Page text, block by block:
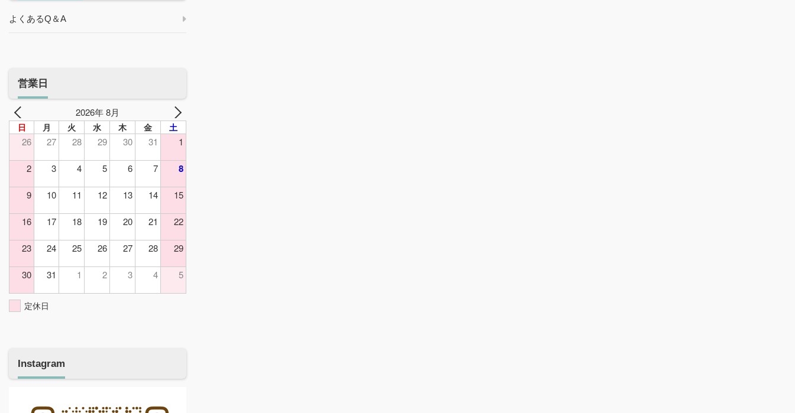
よくあるQ＆A
営業日
2026年 8月
日 月 火 水 木 金 土
26 27 28 29 30 31 1
2 3 4 5 6 7 8
9 10 11 12 13 14 15
16 17 18 19 20 21 22
23 24 25 26 27 28 29
30 31 1 2 3 4 5
定休日
Instagram